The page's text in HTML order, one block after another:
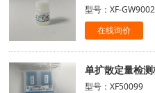
型号：XF-GW9002
在线询价
单扩散定量检
型号：XF50099